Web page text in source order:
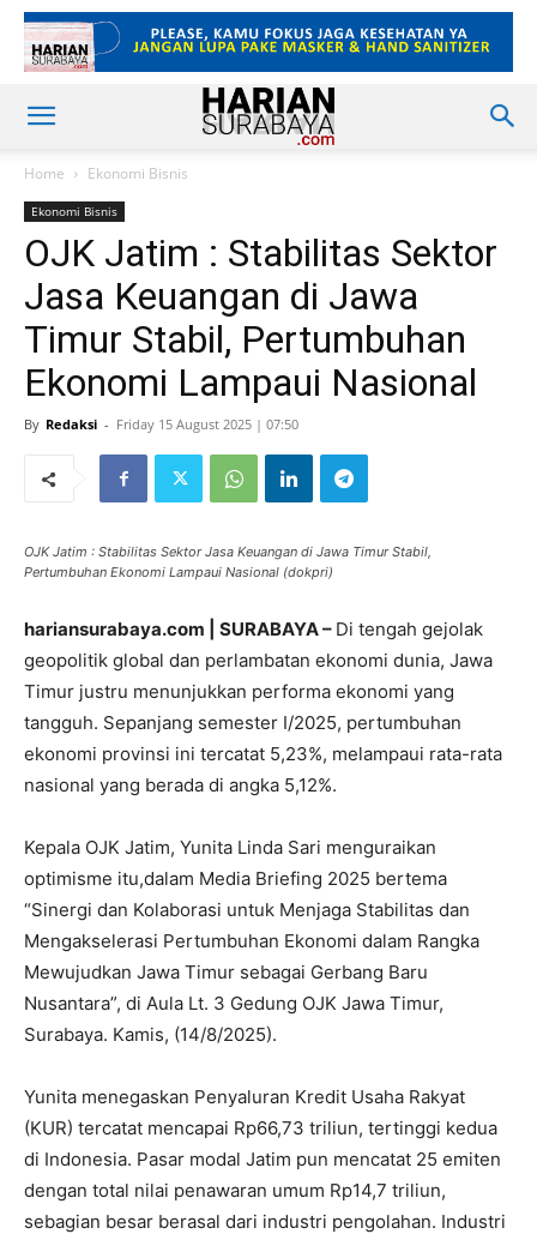
Home Ekonomi Bisnis
Ekonomi Bisnis
OJK Jatim : Stabilitas Sektor
Jasa Keuangan di Jawa
Timur Stabil, Pertumbuhan
Ekonomi Lampaui Nasional
By Redaksi - Friday 15 August 2025 | 07:50
OJK Jatim : Stabilitas Sektor Jasa Keuangan di Jawa Timur Stabil,
Pertumbuhan Ekonomi Lampaui Nasional (dokpri)
hariansurabaya.com | SURABAYA – Di tengah gejolak
geopolitik global dan perlambatan ekonomi dunia, Jawa
Timur justru menunjukkan performa ekonomi yang
tangguh. Sepanjang semester I/2025, pertumbuhan
ekonomi provinsi ini tercatat 5,23%, melampaui rata-rata
nasional yang berada di angka 5,12%.
Kepala OJK Jatim, Yunita Linda Sari menguraikan
optimisme itu,dalam Media Briefing 2025 bertema
“Sinergi dan Kolaborasi untuk Menjaga Stabilitas dan
Mengakselerasi Pertumbuhan Ekonomi dalam Rangka
Mewujudkan Jawa Timur sebagai Gerbang Baru
Nusantara”, di Aula Lt. 3 Gedung OJK Jawa Timur,
Surabaya. Kamis, (14/8/2025).
Yunita menegaskan Penyaluran Kredit Usaha Rakyat
(KUR) tercatat mencapai Rp66,73 triliun, tertinggi kedua
di Indonesia. Pasar modal Jatim pun mencatat 25 emiten
dengan total nilai penawaran umum Rp14,7 triliun,
sebagian besar berasal dari industri pengolahan. Industri